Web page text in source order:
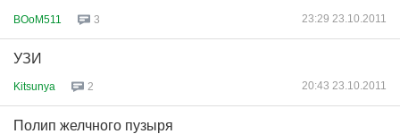
BOoM511 3 23:29 23.10.2011
УЗИ
Kitsunya 2 20:43 23.10.2011
Полип желчного пузыря